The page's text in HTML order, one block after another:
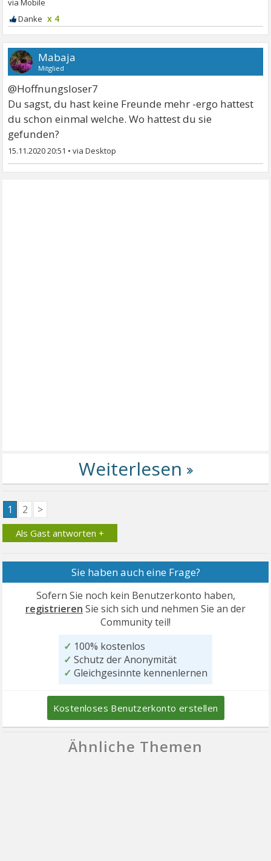
x 4
Mabaja
Mitglied
@Hoffnungsloser7
Du sagst, du hast keine Freunde mehr -ergo hattest
du schon einmal welche. Wo hattest du sie
gefunden?
15.11.2020 20:51 •
1 2 >
Als Gast antworten +
Sie haben auch eine Frage?
Sofern Sie noch kein Benutzerkonto haben,
registrieren Sie sich sich und nehmen Sie an der
Community teil!
✓ 100% kostenlos
✓ Schutz der Anonymität
✓ Gleichgesinnte kennenlernen
Kostenloses Benutzerkonto erstellen
Ähnliche Themen